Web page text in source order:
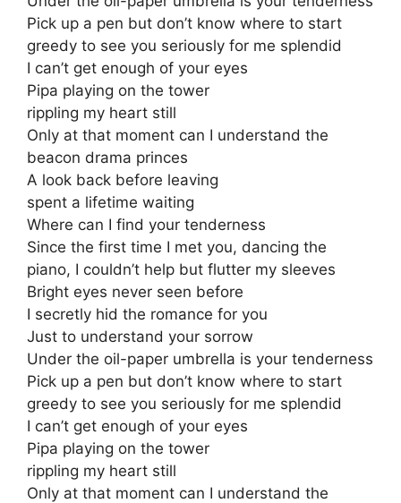
Pick up a pen but don’t know where to start
greedy to see you seriously for me splendid
I can’t get enough of your eyes
Pipa playing on the tower
rippling my heart still
Only at that moment can I understand the
beacon drama princes
A look back before leaving
spent a lifetime waiting
Where can I find your tenderness
Since the first time I met you, dancing the
piano, I couldn’t help but flutter my sleeves
Bright eyes never seen before
I secretly hid the romance for you
Just to understand your sorrow
Under the oil-paper umbrella is your tenderness
Pick up a pen but don’t know where to start
greedy to see you seriously for me splendid
I can’t get enough of your eyes
Pipa playing on the tower
rippling my heart still
Only at that moment can I understand the